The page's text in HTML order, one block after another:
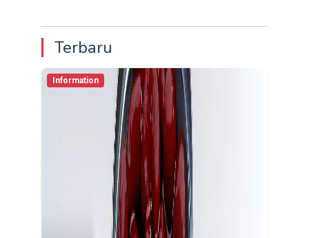
Terbaru
Information